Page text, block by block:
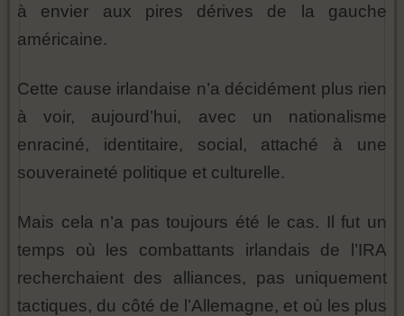
à envier aux pires dérives de la gauche
américaine.
Cette cause irlandaise n’a décidément plus rien
à voir, aujourd’hui, avec un nationalisme
enraciné, identitaire, social, attaché à une
souveraineté politique et culturelle.
Mais cela n’a pas toujours été le cas. Il fut un
temps où les combattants irlandais de l’IRA
recherchaient des alliances, pas uniquement
tactiques, du côté de l’Allemagne, et où les plus